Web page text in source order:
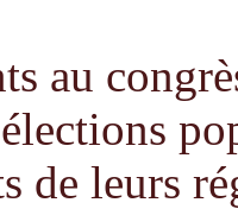
au
de leurs